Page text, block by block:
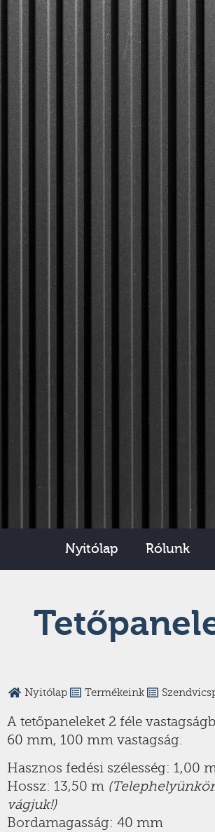
Nyitólap Rólunk
Nyitólap Termékeink
A tetőpaneleket 2 féle
60 mm, 100 mm vastagság.
Hasznos fedési szélesség: 1,00
Hossz: 13,50 m
vágjuk!)
Bordamagasság: 40 mm